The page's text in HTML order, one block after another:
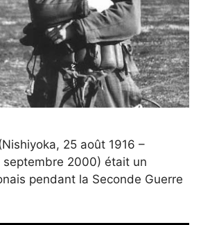
25 août 1916 –
septembre 2000) était un
pendant la Seconde Guerre